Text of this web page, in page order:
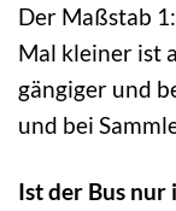
Der Maßstab
Mal kleiner ist
gängiger und
und bei
Ist der Bus nur